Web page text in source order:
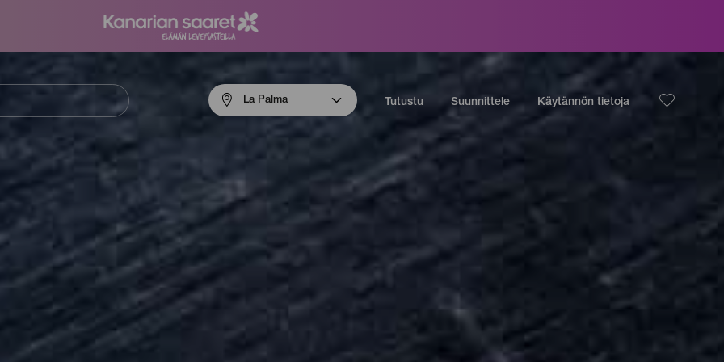
La Palma Tutustu Suunnittele Käytännön tietoja